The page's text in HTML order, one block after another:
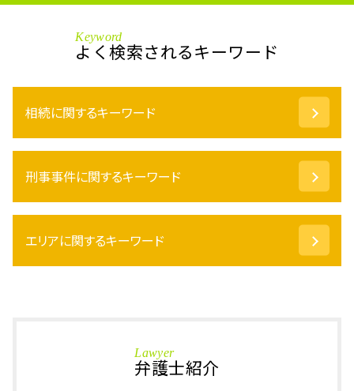
Keyword
よく検索されるキーワード
相続に関するキーワード
任意後見 契約
相続 遺贈 違い
換価分割 譲渡所得
公正証書遺言 もめる
不動産 相続 手続き
公正証書遺言 効力
刑事事件に関するキーワード
万引き 対策
傷害罪 慰謝料
強制わいせつ罪 とは
エリアに関するキーワード
刑事事件 加賀市 弁護士
相続 加賀市 弁護士
Lawyer
弁護士紹介